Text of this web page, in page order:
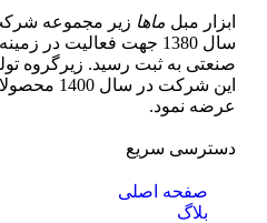
ابزار مبل ماها زیر مجموعه
سال 1380 جهت فعالیت در
صنعتی به ثبت رسید. زیرگروه
این شرکت در
عرضه نمود.
دسترسی سریع
صفحه اصلی
بلاگ